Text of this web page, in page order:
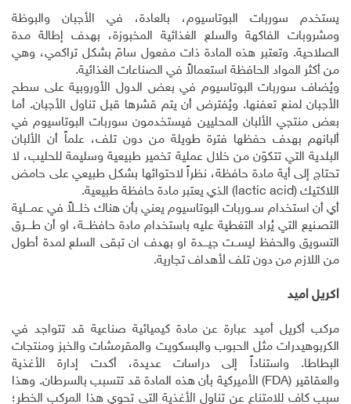
يستخدم سوربات البوتاسيوم، بالعادة، في الأجبان والبوظة
ومشروبات الفاكهة والسلع الغذائية المخبوزة، بهدف إطالة مدة
الصلاحية. وتعتبر هذه المادة ذات مفعول سامّ بشكل تراكمي، وهي
من أكثر المواد الحافظة استعمالاً في الصناعات الغذائية.
ويُضاف سوربات البوتاسيوم في بعض الدول الأوروبية على سطح
الأجبان لمنع تعفنها. ويُفترض أن يتم قشرها قبل تناول الأجبان. أما
بعض منتجي الألبان المحليين فيستخدمون سوربات البوتاسيوم في
ألبانهم بهدف حفظها فترة طويلة من دون تلف، علماً أن الألبان
البلدية التي تتكوّن من خلال عملية تخمير طبيعية وسليمة للحليب، لا
تحتاج إلى أية مادة حافظة، نظراً لاحتوائها بشكل طبيعي على حامض
اللاكتيك (lactic acid) الذي يعتبر مادة حافظة طبيعية.
أي أن استخدام ســوربات البوتاسيوم يعني بأن هناك خلـــلاً في عمـــلية
التصـنيع التي يُراد التغطية عليه باستخدام مادة حافظـــة، او أن طــــرق
التسويق والحفظ ليســت جيـــدة او بهدف ان تبقى السلع لمدة أطول
من اللازم من دون تلف لأهداف تجارية.
أكريل أميد
مركب أكريل أميد عبارة عن مادة كيميائية صناعية قد تتواجد في
الكربوهيدرات مثل الحبوب والبسكويت والمقرمشات والخبز ومنتجات
البطاطا. واستناداً إلى دراسات عديدة، أكدت إدارة الأغذية
والعقاقير (FDA) الأميركية بأن هذه المادة قد تتسبب بالسرطان. وهذا
سبب كافٍ للامتناع عن تناول الأغذية التي تحوي هذا المركب الخطر؛